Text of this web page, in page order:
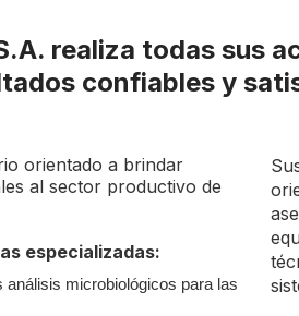
realiza todas sus
confiables y
orientado a brindar
al sector productivo de
especializadas:
análisis microbiológicos para las